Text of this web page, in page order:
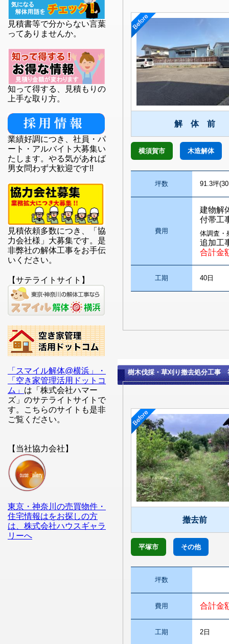
解 体 前
横須賀市 木造解体
坪数 91.3坪
費用
建物解
付帯工
体調査
追加工
合計金
工期 40日
樹木伐採・草刈り撤去処分工事
撤去前
平塚市 その他
坪数
費用 合計金
工期 2日
見積書等で分からない言葉
ってありませんか。
知って得する、見積もりの
上手な取り方。
業績好調につき、社員・パ
ート・アルバイト大募集い
たします。やる気があれば
男女問わず大歓迎です!!
見積依頼多数につき、「協
力会社様」大募集です。是
非弊社の解体工事をお手伝
いください。
【サテライトサイト】
「スマイル解体@横浜」・
「空き家管理活用ドットコ
ム」 は「株式会社ハマー
ズ」のサテライトサイトで
す。こちらのサイトも是非
ご覧ください。
【当社協力会社】
東京・神奈川の売買物件・
住宅情報はをお探しの方
は、株式会社ハウスギャラ
リーへ